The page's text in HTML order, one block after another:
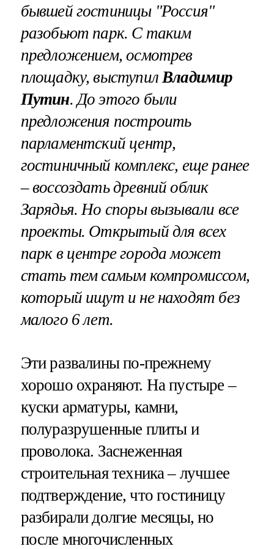
бывшей гостиницы "Россия"
разобьют парк. С таким
предложением, осмотрев
площадку, выступил Владимир
Путин. До этого были
предложения построить
парламентский центр,
гостиничный комплекс, еще ранее
– воссоздать древний облик
Зарядья. Но споры вызывали все
проекты. Открытый для всех
парк в центре города может
стать тем самым компромиссом,
который ищут и не находят без
малого 6 лет.
Эти развалины по-прежнему
хорошо охраняют. На пустыре –
куски арматуры, камни,
полуразрушенные плиты и
проволока. Заснеженная
строительная техника – лучшее
подтверждение, что гостиницу
разбирали долгие месяцы, но
после многочисленных